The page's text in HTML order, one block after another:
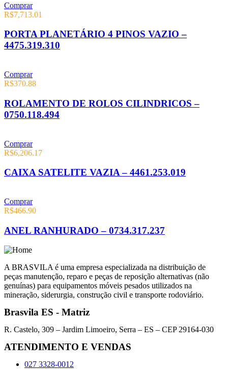
Comprar
R$7,713.01
PORTA PLANETÁRIO 4 PINOS VAZIO –
4475.319.310
Comprar
R$370.88
ROLAMENTO DE ROLOS CILINDRICOS –
0750.118.494
Comprar
R$6,206.17
CAIXA SATELITE VAZIA – 4461.253.019
Comprar
R$466.90
ANEL RANHURADO – 0734.317.237
A BRASVILA é uma empresa especializada na distribuição de
peças manutenção, reparo e peças de reposição alternativas (não
genuínas) para equipamentos móveis pesados utilizados na
mineração, siderurgia, construção civil e transporte rodoviário.
Brasvila ES - Matriz
R. Castelo, 309 – Jardim Limoeiro, Serra – ES – CEP 29164-030
ATENDIMENTO E VENDAS
027 3328-0012